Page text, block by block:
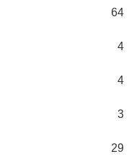
64
4
4
3
29